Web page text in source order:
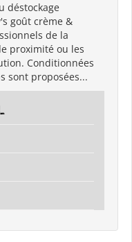
déstockage
goût crème &
de la
proximité ou les
Conditionnées
sont proposées...